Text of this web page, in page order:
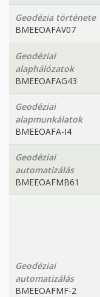
Geodézia története
BMEEOAFAV07
Geodéziai
alaphálózatok
BMEEOAFAG43
Geodéziai
alapmunkálatok
BMEEOAFA-I4
Geodéziai
automatizálás
BMEEOAFMB61
Geodéziai
automatizálás
BMEEOAFMF-2